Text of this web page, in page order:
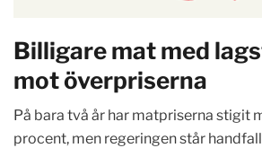
Billigare mat med
mot överpriserna
På bara två år har matpriserna stigit
procent, men regeringen står